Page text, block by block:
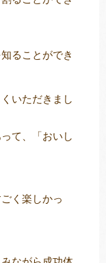
ることができ
いただきまし
て、「おいし
く楽しかっ